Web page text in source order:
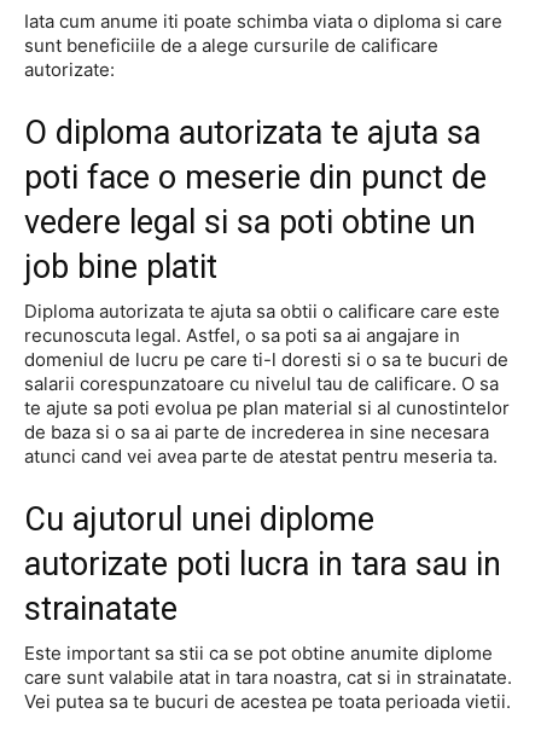
Iata cum anume iti poate schimba viata o diploma si care
sunt beneficiile de a alege cursurile de calificare
autorizate:
O diploma autorizata te ajuta sa
poti face o meserie din punct de
vedere legal si sa poti obtine un
job bine platit
Diploma autorizata te ajuta sa obtii o calificare care este
recunoscuta legal. Astfel, o sa poti sa ai angajare in
domeniul de lucru pe care ti-l doresti si o sa te bucuri de
salarii corespunzatoare cu nivelul tau de calificare. O sa
te ajute sa poti evolua pe plan material si al cunostintelor
de baza si o sa ai parte de increderea in sine necesara
atunci cand vei avea parte de atestat pentru meseria ta.
Cu ajutorul unei diplome
autorizate poti lucra in tara sau in
strainatate
Este important sa stii ca se pot obtine anumite diplome
care sunt valabile atat in tara noastra, cat si in strainatate.
Vei putea sa te bucuri de acestea pe toata perioada vietii.